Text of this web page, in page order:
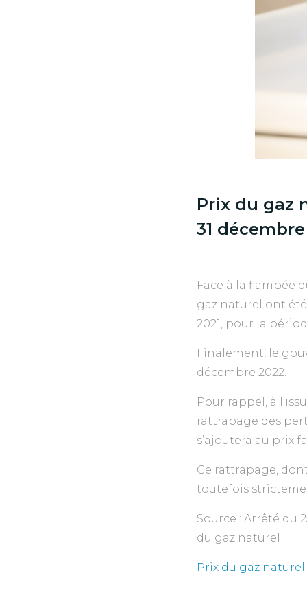
Prix du gaz
31
Face à la flambée
gaz naturel ont
2021, pour la
Finalement, le
décembre 2022.
Pour rappel, à
rattrapage des
s’ajoutera au prix
Ce rattrapage,
toutefois
Source : Arrêté du
du gaz naturel
Prix du gaz